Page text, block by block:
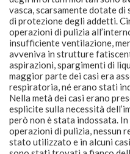
vasca, scarsamente dotate
di protezione degli addetti.
operazioni di pulizia
insufficiente ventilazione,
avveniva in strutture
aspirazioni, spargimenti di
maggior parte dei casi era
respiratoria, né erano stati
Nella metà dei casi erano
esplicite sulla necessità
però non è stata indossata. In
operazioni di pulizia, nessun
stato utilizzato e in alcuni